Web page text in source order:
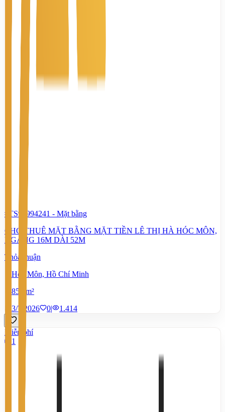
#TS95994241 - Mặt bằng
CHO THUÊ MẶT BẰNG MẶT TIỀN LÊ THỊ HÀ HÓC MÔN,
NGANG 16M DÀI 52M
Thỏa thuận
Hóc Môn, Hồ Chí Minh
850 m²
3/7/2026
0| 1.414
Miễn phí
1